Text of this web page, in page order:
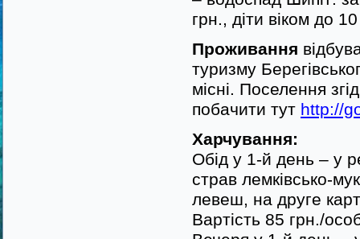
грн., діти віком до
Проживання
туризму
місні. Поселення
побачити тут http://
Харчування:
Обід у 1-й день – у
страв лемківсько-
левеш, на друге
Вартість 85 грн./